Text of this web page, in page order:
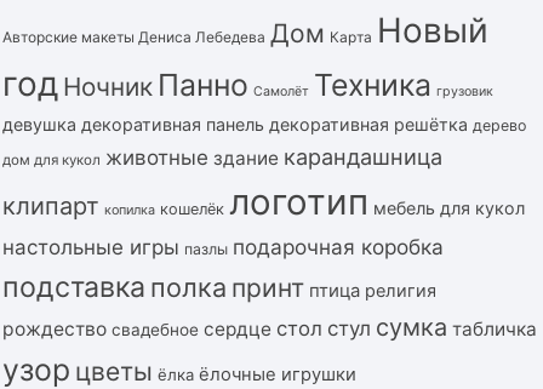
Авторские макеты Дениса Лебедева Дом Карта Новый
год Ночник Панно Самолёт Техника грузовик
девушка декоративная панель декоративная решётка дерево
дом для кукол животные здание карандашница
клипарт копилка кошелёк логотип мебель для кукол
настольные игры пазлы подарочная коробка
подставка полка принт птица религия
рождество свадебное сердце стол стул сумка табличка
узор цветы ёлка ёлочные игрушки